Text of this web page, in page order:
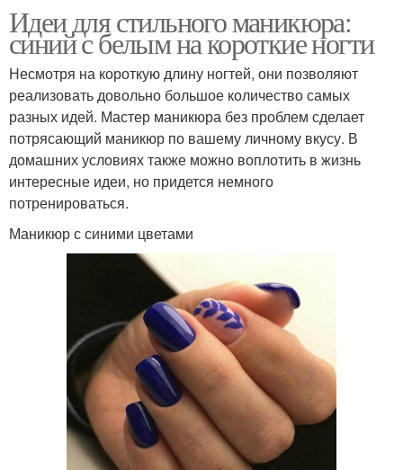
Идеи для стильного маникюра:
синий с белым на короткие ногти
Несмотря на короткую длину ногтей, они позволяют
реализовать довольно большое количество самых
разных идей. Мастер маникюра без проблем сделает
потрясающий маникюр по вашему личному вкусу. В
домашних условиях также можно воплотить в жизнь
интересные идеи, но придется немного
потренироваться.
Маникюр с синими цветами